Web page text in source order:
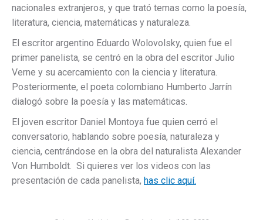
nacionales extranjeros, y que trató temas como la poesía,
literatura, ciencia, matemáticas y naturaleza.
El escritor argentino Eduardo Wolovolsky, quien fue el
primer panelista, se centró en la obra del escritor Julio
Verne y su acercamiento con la ciencia y literatura.
Posteriormente, el poeta colombiano Humberto Jarrín
dialogó sobre la poesía y las matemáticas.
El joven escritor Daniel Montoya fue quien cerró el
conversatorio, hablando sobre poesía, naturaleza y
ciencia, centrándose en la obra del naturalista Alexander
Von Humboldt. Si quieres ver los videos con las
presentación de cada panelista, has clic aquí.